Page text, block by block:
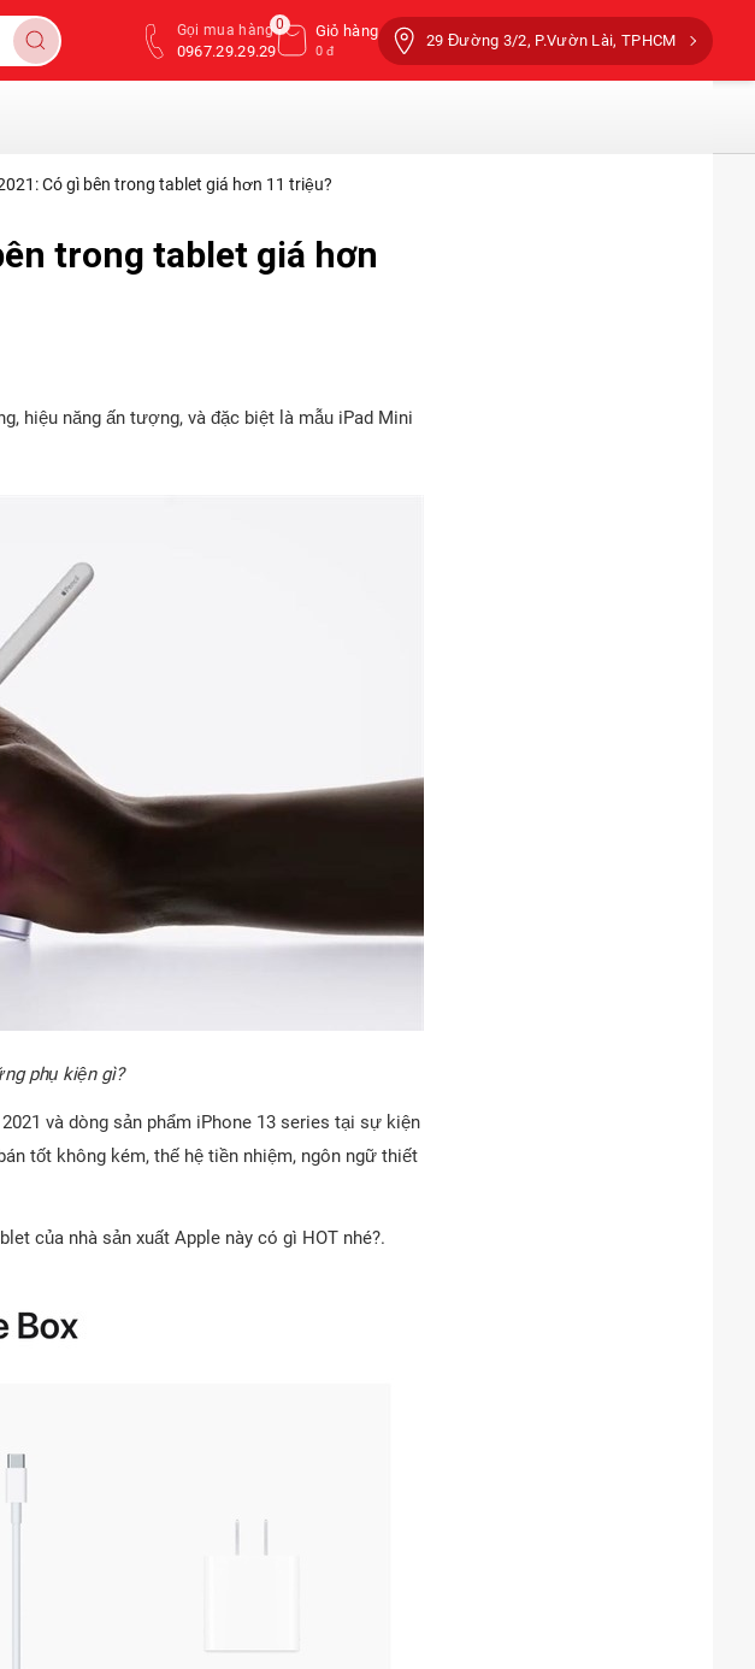
Gọi mua hàng
0967.29.29.29
Giỏ hàng
0 đ
0
29 Đường 3/2, P.Vườn Lài, TPHCM
Có gì bên trong tablet giá hơn 11 triệu?
trong tablet giá hơn
hiệu năng ấn tượng, và đặc biệt là mẫu iPad Mini
phụ kiện gì?
và dòng sản phẩm iPhone 13 series tại sự kiện
tốt không kém, thế hệ tiền nhiệm, ngôn ngữ thiết
của nhà sản xuất Apple này có gì HOT nhé?.